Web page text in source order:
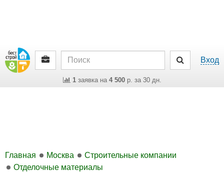
Вход
1заявка на 4 500р. за 30 дн.
Главная Москва
Строительные компании
Отделочные материалы